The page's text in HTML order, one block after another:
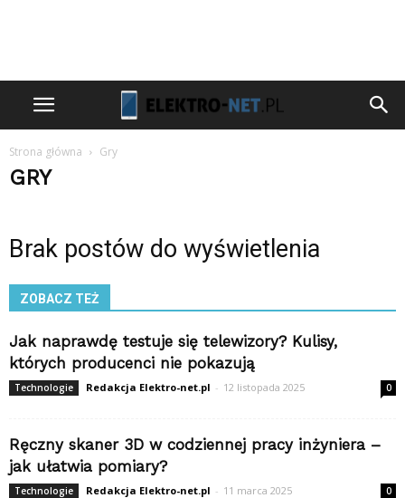
Strona główna Gry
GRY
Brak postów do wyświetlenia
ZOBACZ TEŻ
Jak naprawdę testuje się telewizory? Kulisy,
których producenci nie pokazują
Technologie Redakcja Elektro-net.pl - 12 listopada 2025 0
Ręczny skaner 3D w codziennej pracy inżyniera –
jak ułatwia pomiary?
Technologie Redakcja Elektro-net.pl - 11 marca 2025 0